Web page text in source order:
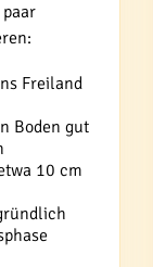
Freiland
Boden gut
10 cm